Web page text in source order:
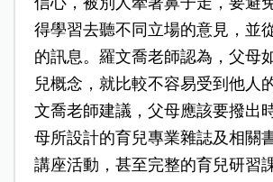
得學習去聽不同立場的意見，並
的訊息。羅文喬老師認為，父母
兒概念，就比較不容易受到他人
文喬老師建議，父母應該要撥出
母所設計的育兒專業雜誌及相關
講座活動，甚至完整的育兒研習